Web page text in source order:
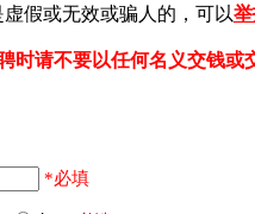
假或无效或骗人的，可以
时请不要以任何名义交钱或
*必填